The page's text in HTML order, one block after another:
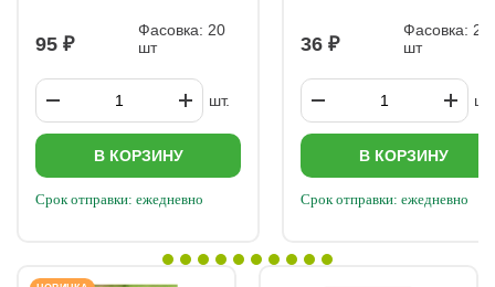
95
Фасовка: 20
шт
шт.
В КОРЗИНУ
Срок отправки: ежедневно
36
Фасовка: 20
шт
шт.
В КОРЗИНУ
Срок отправки: ежедневно